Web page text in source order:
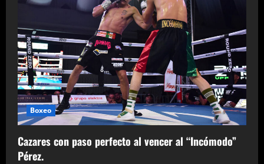
Boxeo
Cazares con paso perfecto al vencer al “Incómodo”
Pérez.